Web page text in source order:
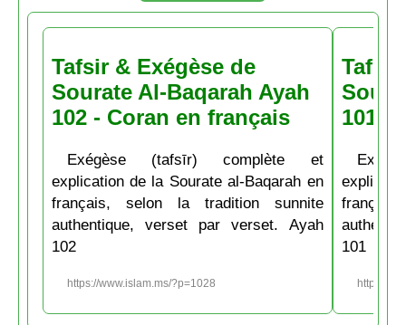
Tafsir & Exégèse de
Sourate Al-Baqarah Ayah
102 - Coran en français
Exégèse (tafsīr) complète et
explication de la Sourate al-Baqarah en
français, selon la tradition sunnite
authentique, verset par verset. Ayah
102
https://www.islam.ms/?p=1028
Tafsir
101 -
101
https://